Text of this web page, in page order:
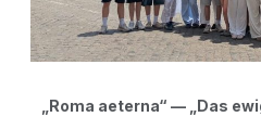
„Roma aeter­na“ — „Das